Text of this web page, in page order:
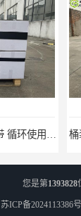
您是第1393828
苏ICP备2024113386